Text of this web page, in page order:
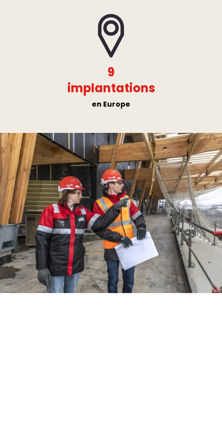
9
implantations
en Europe